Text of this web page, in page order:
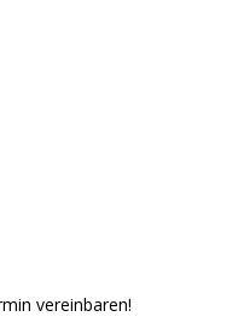
vereinbaren!